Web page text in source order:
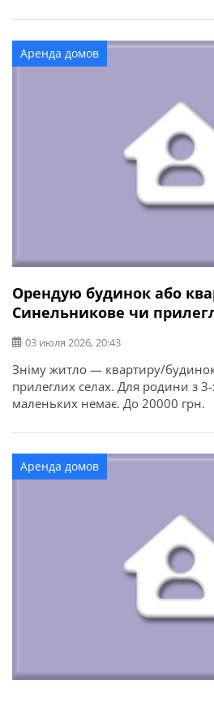
Аренда домов
Орендую будинок або
Синельникове чи
03 июля 2026, 20:43
Зніму житло — квартиру/
прилеглих селах. Для родини з
маленьких немає. До 20000 грн.
Аренда домов